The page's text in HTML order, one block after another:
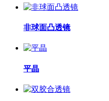
非球面凸透镜
平晶